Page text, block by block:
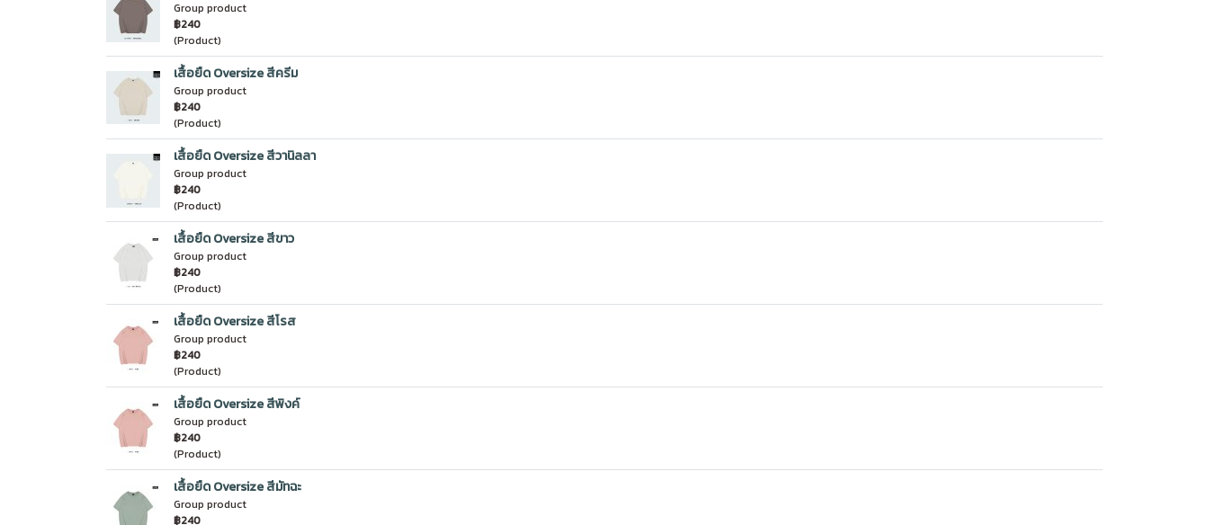
Group product
฿240
(Product)
เสื้อยืด Oversize สีครีม
Group product
฿240
(Product)
เสื้อยืด Oversize สีวานิลลา
Group product
฿240
(Product)
เสื้อยืด Oversize สีขาว
Group product
฿240
(Product)
เสื้อยืด Oversize สีโรส
Group product
฿240
(Product)
เสื้อยืด Oversize สีพิงค์
Group product
฿240
(Product)
เสื้อยืด Oversize สีมัทฉะ
Group product
฿240